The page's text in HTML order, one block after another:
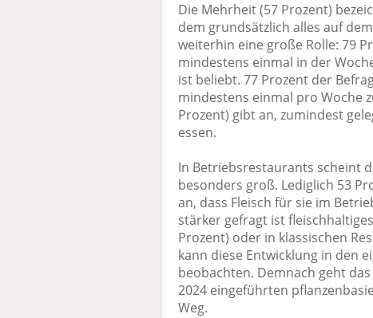
Die Mehrheit (57 Prozent)
dem grundsätzlich alles auf
weiterhin eine große Rolle: 79
mindestens einmal in der
ist beliebt. 77 Prozent der
mindestens einmal pro Woche
Prozent) gibt an, zumindest
essen.
In Betriebsrestaurants scheint
besonders groß. Lediglich 53
an, dass Fleisch für sie im
stärker gefragt ist
Prozent) oder in klassischen
kann diese Entwicklung in den
beobachten. Demnach geht
2024 eingeführten
Weg.